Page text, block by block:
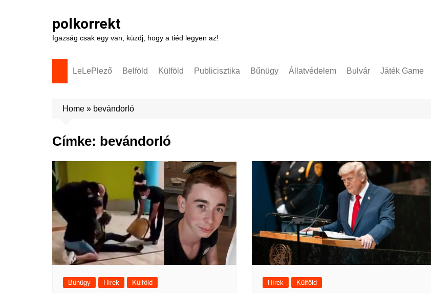
polkorrekt
Igazság csak egy van, küzdj, hogy a tiéd legyen az!
LeLePlező Belföld Külföld Publicisztika Bűnügy Állatvédelem Bulvár Játék Game
Home » bevándorló
Címke: bevándorló
Bűnügy Hírek Külföld Hírek Külföld